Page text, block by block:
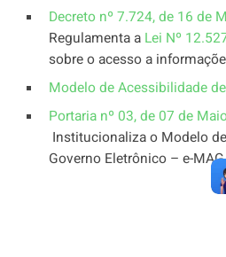
Decreto nº 7.724, de 16 de
Regulamenta a Lei Nº
sobre o acesso a
Modelo de Acessibilidade
Portaria nº 03, de 07 de
Institucionaliza o Modelo
Governo Eletrônico – e-MAG